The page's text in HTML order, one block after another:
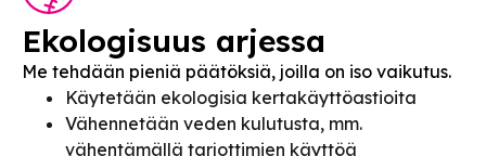
Ekologisuus arjessa
Me tehdään pieniä päätöksiä, joilla on iso vaikutus.
Käytetään ekologisia kertakäyttöastioita
Vähennetään veden kulutusta, mm.
vähentämällä tarjottimien käyttöä